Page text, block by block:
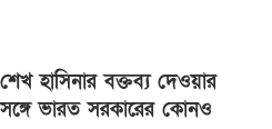
শেখ হাসিনার বক্তব্য দেওয়ার
সঙ্গে ভারত সরকারের কোনও